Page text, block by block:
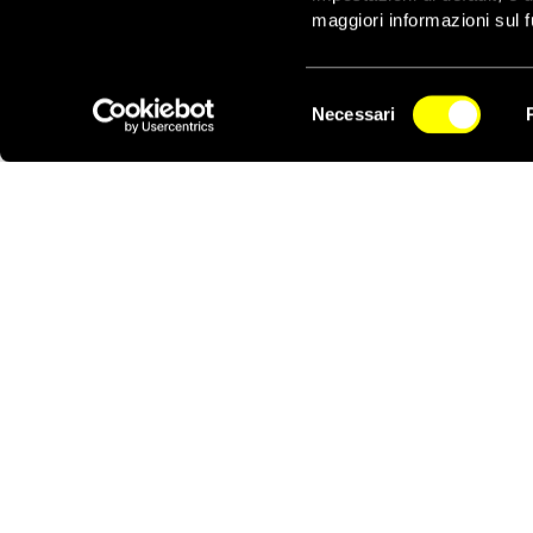
maggiori informazioni sul
del
Necessari
NUOVO IMAIE e una
un nome affermato
NEWSLETTER